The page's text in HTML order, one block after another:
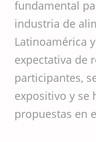
fundamental
industria de
Latinoamérica
expectativa de
participantes,
expositivo y se
propuestas en